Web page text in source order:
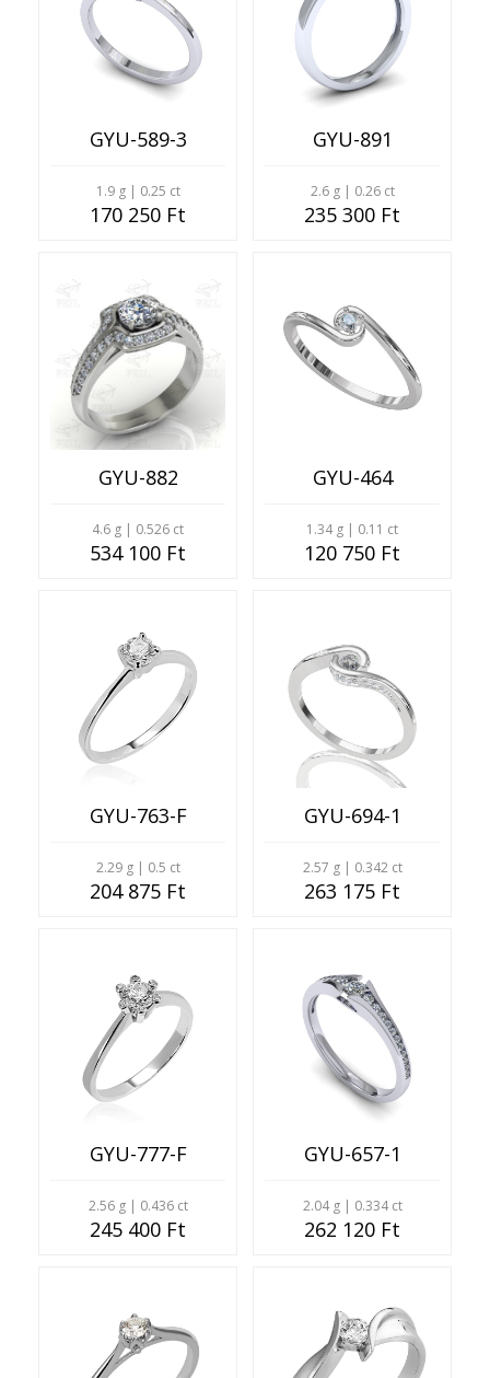
GYU-589-3
1.9 g | 0.25 ct
170 250 Ft
GYU-891
2.6 g | 0.26 ct
235 300 Ft
GYU-882
4.6 g | 0.526 ct
534 100 Ft
GYU-464
1.34 g | 0.11 ct
120 750 Ft
GYU-763-F
2.29 g | 0.5 ct
204 875 Ft
GYU-694-1
2.57 g | 0.342 ct
263 175 Ft
GYU-777-F
2.56 g | 0.436 ct
245 400 Ft
GYU-657-1
2.04 g | 0.334 ct
262 120 Ft